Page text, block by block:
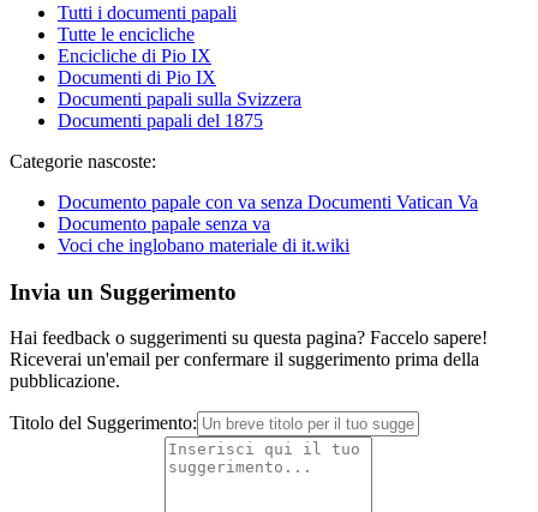
Tutti i documenti papali
Tutte le encicliche
Encicliche di Pio IX
Documenti di Pio IX
Documenti papali sulla Svizzera
Documenti papali del 1875
Categorie nascoste:
Documento papale con va senza Documenti Vatican Va
Documento papale senza va
Voci che inglobano materiale di it.wiki
Invia un Suggerimento
Hai feedback o suggerimenti su questa pagina? Faccelo sapere!
Riceverai un'email per confermare il suggerimento prima della
pubblicazione.
Titolo del Suggerimento: